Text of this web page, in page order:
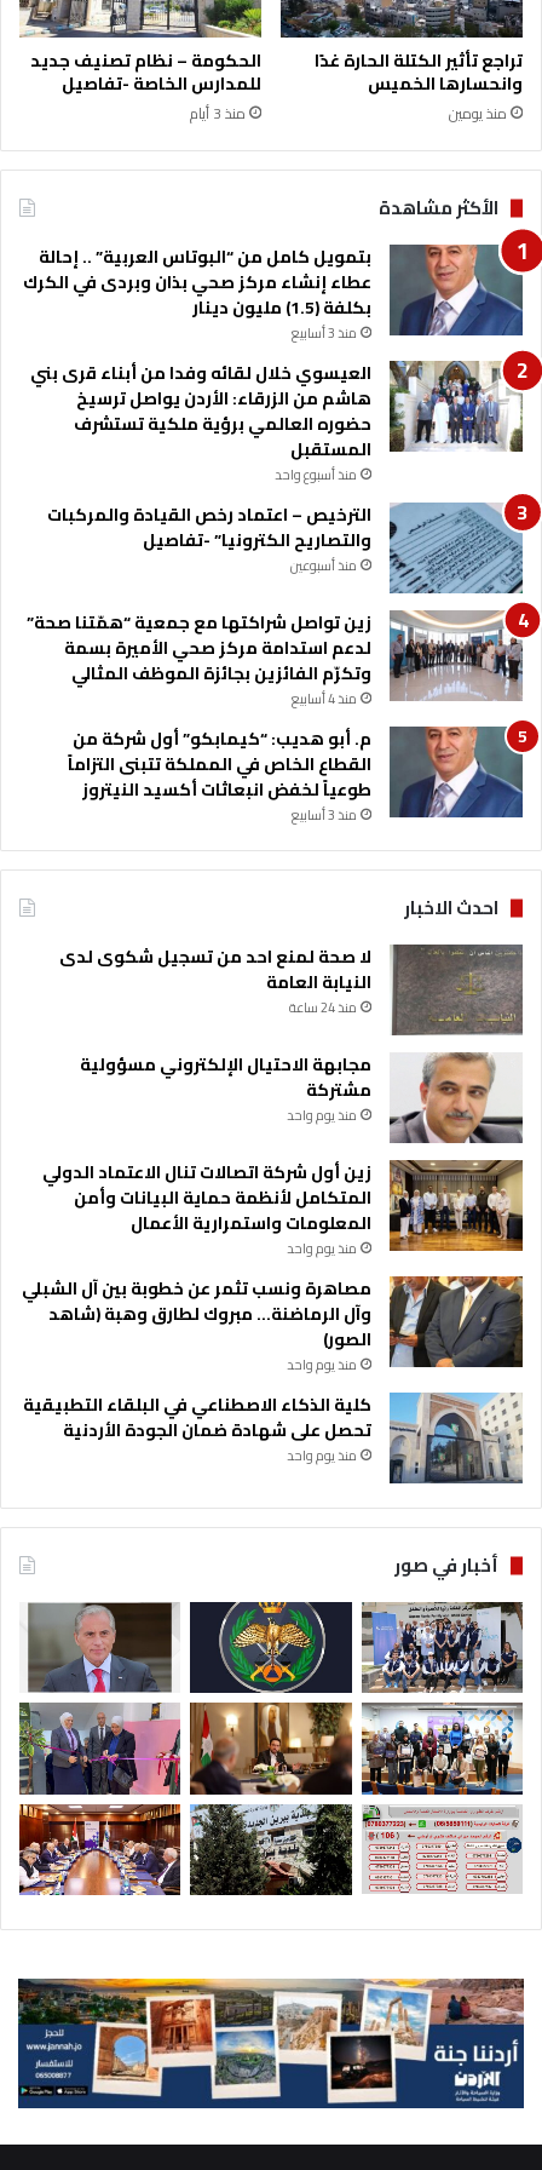
ج
س
م
غ
ر
ي
ب
تراجع تأثير الكتلة الحارة غدًا
وانحسارها الخميس
منذ يومين
الحكومة – نظام تصنيف جديد
للمدارس الخاصة -تفاصيل
منذ 3 أيام
الأكثر مشاهدة
بتمويل كامل من “البوتاس العربية” .. إحالة
عطاء إنشاء مركز صحي بذان وبردى في الكرك
بكلفة (1.5) مليون دينار
منذ 3 أسابيع
العيسوي خلال لقائه وفدا من أبناء قرى بني
هاشم من الزرقاء: الأردن يواصل ترسيخ
حضوره العالمي برؤية ملكية تستشرف
المستقبل
منذ أسبوع واحد
الترخيص – اعتماد رخص القيادة والمركبات
والتصاريح الكترونيا” -تفاصيل
منذ أسبوعين
زين تواصل شراكتها مع جمعية “همّتنا صحة”
لدعم استدامة مركز صحي الأميرة بسمة
وتكرّم الفائزين بجائزة الموظف المثالي
منذ 4 أسابيع
م. أبو هديب: “كيمابكو” أول شركة من
القطاع الخاص في المملكة تتبنى التزاماً
طوعياً لخفض انبعاثات أكسيد النيتروز
منذ 3 أسابيع
احدث الاخبار
لا صحة لمنع احد من تسجيل شكوى لدى
النيابة العامة
منذ 24 ساعة
مجابهة الاحتيال الإلكتروني مسؤولية
مشتركة
منذ يوم واحد
زين أول شركة اتصالات تنال الاعتماد الدولي
المتكامل لأنظمة حماية البيانات وأمن
المعلومات واستمرارية الأعمال
منذ يوم واحد
مصاهرة ونسب تثمر عن خطوبة بين آل الشبلي
وآل الرماضنة… مبروك لطارق وهبة (شاهد
الصور)
منذ يوم واحد
كلية الذكاء الاصطناعي في البلقاء التطبيقية
تحصل على شهادة ضمان الجودة الأردنية
منذ يوم واحد
أخبار في صور